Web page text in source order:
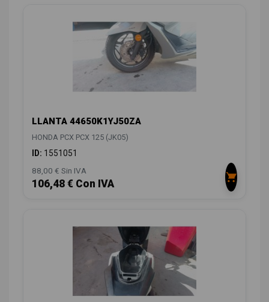
LLANTA 44650K1YJ50ZA
HONDA PCX PCX 125 (JK05)
ID: 1551051
88,00 € Sin IVA
106,48 € Con IVA